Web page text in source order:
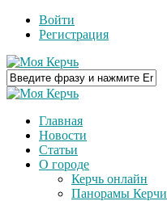
Войти
Регистрация
Главная
Новости
Статьи
О городе
Керчь онлайн
Панорамы Керчи